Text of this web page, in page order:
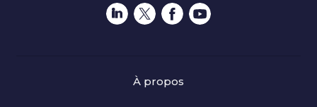
À propos